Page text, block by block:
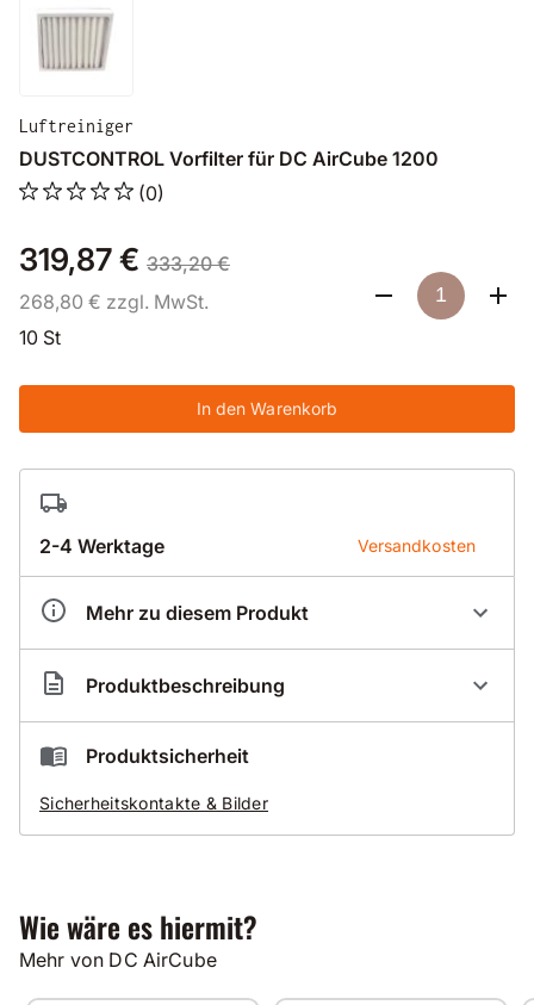
Luftreiniger
DUSTCONTROL Vorfilter für DC AirCube 1200
(0)
319,87 € 333,20 €
268,80 € zzgl. MwSt.
10 St
In den Warenkorb
2-4 Werktage Versandkosten
Mehr zu diesem Produkt
Artikelnummer DC000045
Produktbeschreibung
DUSTCONTROL Vorfilter für DC AirCube 1200
Inhalt
Bezeichnung
Produktsicherheit
Sicherheitskontakte & Bilder
Wie wäre es hiermit?
Mehr von DC AirCube